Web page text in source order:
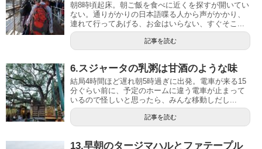
朝8時頃起床。朝ご飯を食べに近くを探すが開いてい
ない。通りがかりの日本語喋る人から声がかかり、
連れて行ってあげる、お金はいらない、すぐそこ...
記事を読む
6.スジャータの乳粥は甘酒のような味
結局4時間ほど遅れ朝5時過ぎに出発。電車が来る15
分ぐらい前に、予定のホームに違う電車が止まって
いるので怪しいと思ったら、みんな移動しだし...
記事を読む
13.早朝のタージマハルとファテープル